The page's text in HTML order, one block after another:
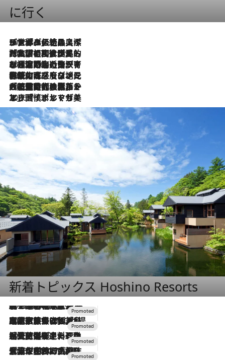
に行く
2026.8.8
リスボンの絶品スイーツ「パステル・デ・ナタ」とは？ポルトガル伝統の奥深い世界へ
2026.7.27
「私の祖国はポルトガル語です」国民的詩人フェルナンド・ペソアと、彼が愛した文学の街を歩く
2026.7.26
ポルトガル近海が育む極上の海の幸。キリリと冷えた白ワインと愉しむ、シーフード専門店の贅沢
2026.7.22
伝統の味をモダンに昇華。高感度な地元客が集う、リスボンの最旬ガストロノミー
2026.7.21
大航海時代の栄華から、震災、独裁、そして革命へ。ポルトガル・首都リスボンの石畳に刻まれた「歴史の光と影」
2026.7.13
エッセイ・ヤマザキマリ「慎ましくも美しき国 ポルトガル」
新着トピックス Hoshino Resorts
2026.8.7
【トンボの足水浴】ヒノキの香りに包まれて涼感マックス！約13℃の湧水かけ流しを避暑地「星野温泉 トンボの湯」で体験
2026.7.31
【ホテル帰省】という選択肢をOMOが提案。家族とほどよい距離を保つには「昼は実家、夜は気兼ねなくホテルで！」
2026.7.24
【夏限定ディナーコース】旬を迎える稚鮎や花ズッキーニなどをイタリア・トスカーナの郷土料理の手法で満喫！
2026.7.17
「土佐和ハーブかき氷」がOMO7高知に登場！生姜、山椒、大葉など目にも舌にも涼を呼ぶ郷土の味